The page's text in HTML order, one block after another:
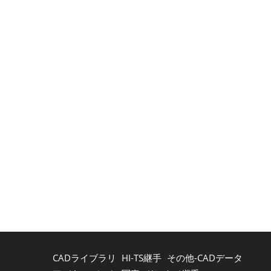
CADライブラリ HI-TS継手 その他-CADデータ